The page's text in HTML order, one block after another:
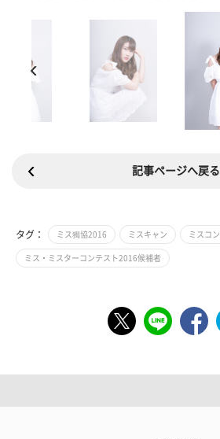
記事ページへ戻る
タグ： ミス獨協2016 ミスキャン ミスコン
ミス・ミスターコンテスト2016候補者